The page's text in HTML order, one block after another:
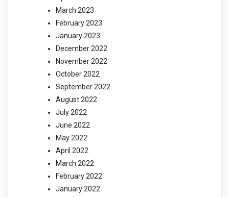
March 2023
February 2023
January 2023
December 2022
November 2022
October 2022
September 2022
August 2022
July 2022
June 2022
May 2022
April 2022
March 2022
February 2022
January 2022